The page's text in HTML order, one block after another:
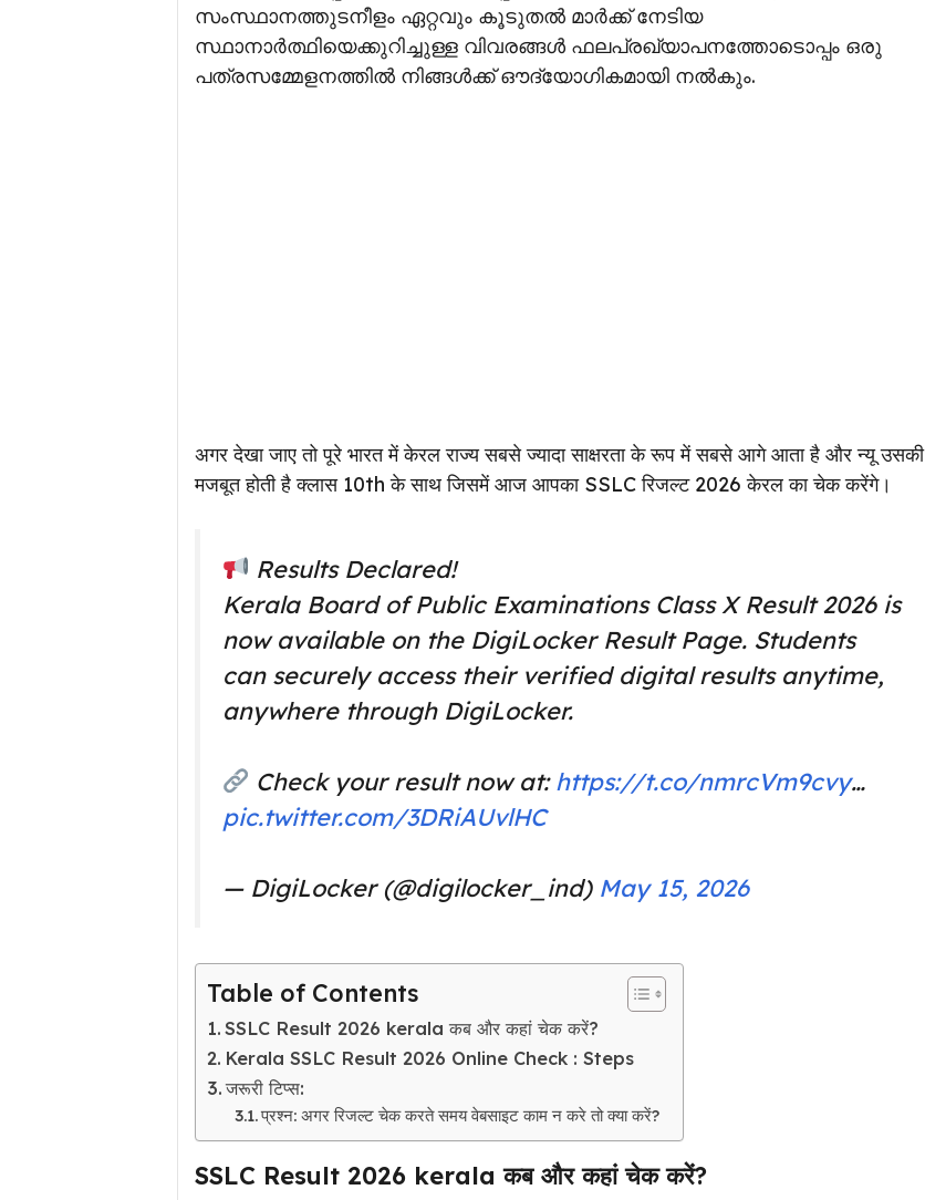
സംസ്ഥാനത്തുടനീളം ഏറ്റവും കൂടുതൽ മാർക്ക് നേടിയ
സ്ഥാനാർത്ഥിയെക്കുറിച്ചുള്ള വിവരങ്ങൾ ഫലപ്രഖ്യാപനത്തോടൊപ്പം ഒരു
പത്രസമ്മേളനത്തിൽ നിങ്ങൾക്ക് ഔദ്യോഗികമായി നൽകും.
अगर देखा जाए तो पूरे भारत में केरल राज्य सबसे ज्यादा साक्षरता के रूप में सबसे आगे आता है और न्यू उसकी
मजबूत होती है क्लास 10th के साथ जिसमें आज आपका SSLC रिजल्ट 2026 केरल का चेक करेंगे।
Results Declared!
Kerala Board of Public Examinations Class X Result 2026 is
now available on the DigiLocker Result Page. Students
can securely access their verified digital results anytime,
anywhere through DigiLocker.
Check your result now at: https://t.co/nmrcVm9cvy…
pic.twitter.com/3DRiAUvlHC
— DigiLocker (@digilocker_ind) May 15, 2026
Table of Contents
SSLC Result 2026 kerala कब और कहां चेक करें?
Kerala SSLC Result 2026 Online Check : Steps
जरूरी टिप्स:
प्रश्न: अगर रिजल्ट चेक करते समय वेबसाइट काम न करे तो क्या करें?
SSLC Result 2026 kerala कब और कहां चेक करें?